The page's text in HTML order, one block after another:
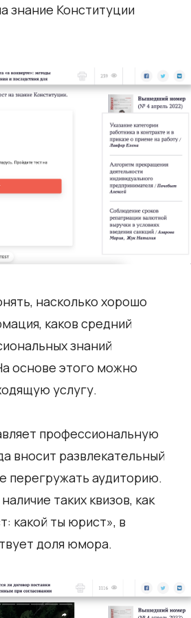
знание Конституции
насколько хорошо
каков средний
знаний
основе этого можно
услугу.
профессиональную
вносит развлекательный
перегружать аудиторию.
таких квизов, как
какой ты юрист», в
доля юмора.